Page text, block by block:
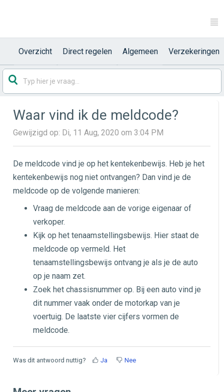
Overzicht Direct regelen Algemeen Verzekeringen
Waar vind ik de meldcode?
Gewijzigd op: Di, 11 Aug, 2020 om 3:04 PM
De meldcode vind je op het kentekenbewijs. Heb je het
kentekenbewijs nog niet ontvangen? Dan vind je de
meldcode op de volgende manieren:
Vraag de meldcode aan de vorige eigenaar of
verkoper.
Kijk op het tenaamstellingsbewijs. Hier staat de
meldcode op vermeld. Het
tenaamstellingsbewijs ontvang je als je de auto
op je naam zet.
Zoek het chassisnummer op. Bij een auto vind je
dit nummer vaak onder de motorkap van je
voertuig. De laatste vier cijfers vormen de
meldcode.
Was dit antwoord nuttig? Ja Nee